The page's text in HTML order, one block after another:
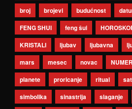
broj
brojevi budućnost
FENG SHUI
feng šui
KRISTALI
ljubav ljubavna
mars
mesec novac
planete
proricanje ritual
simbolika
sinastrija slaganje